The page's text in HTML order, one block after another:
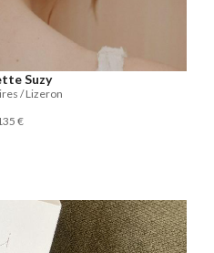
Suzy
/ Lizeron
€